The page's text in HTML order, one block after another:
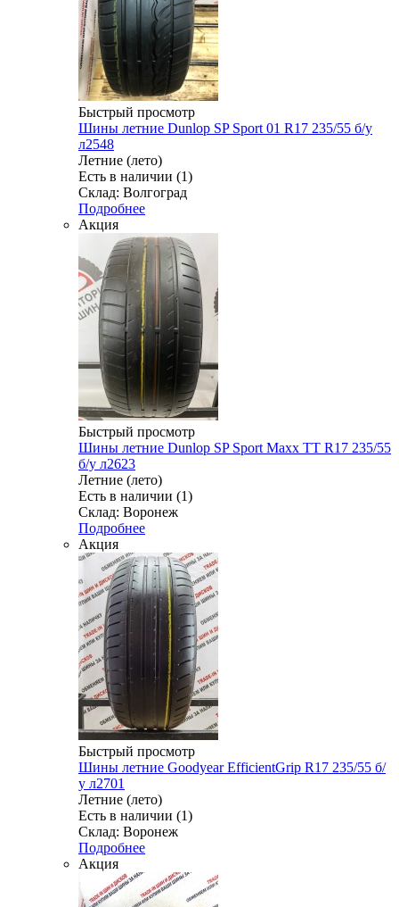
Быстрый просмотр
Шины летние Dunlop SP Sport 01 R17 235/55 б/у
л2548
Летние (лето)
Есть в наличии (1)
Склад: Волгоград
Подробнее
Акция
Быстрый просмотр
Шины летние Dunlop SP Sport Maxx TT R17 235/55
б/у л2623
Летние (лето)
Есть в наличии (1)
Склад: Воронеж
Подробнее
Акция
Быстрый просмотр
Шины летние Goodyear EfficientGrip R17 235/55 б/
у л2701
Летние (лето)
Есть в наличии (1)
Склад: Воронеж
Подробнее
Акция